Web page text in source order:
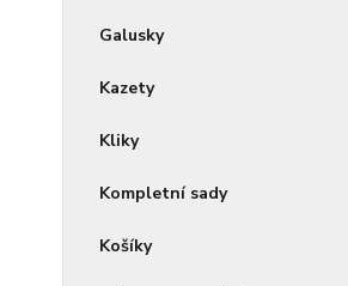
Galusky
Kazety
Kliky
Kompletní sady
Košíky